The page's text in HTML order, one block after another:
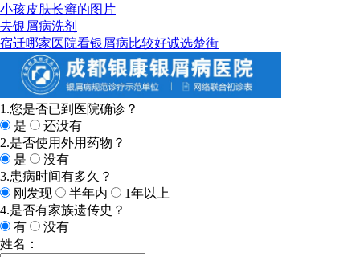
小孩皮肤长癣的图片
去银屑病洗剂
宿迁哪家医院看银屑病比较好诚选楚街
1.您是否已到医院确诊？
是
还没有
2.是否使用外用药物？
是
没有
3.患病时间有多久？
刚发现
半年内
1年以上
4.是否有家族遗传史？
有
没有
姓名：